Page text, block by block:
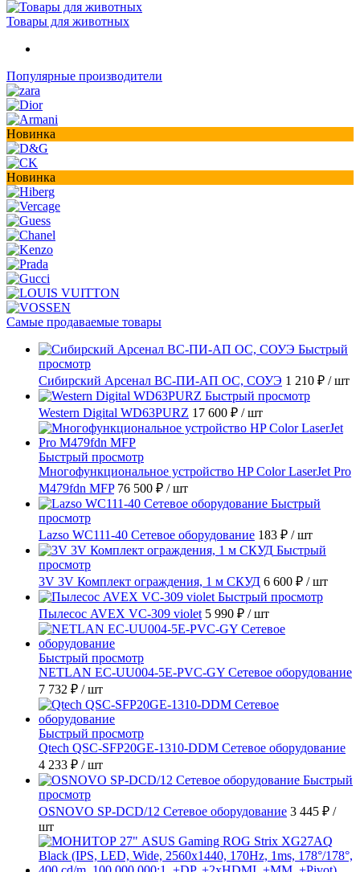
Товары для животных
Популярные производители
Новинка
Новинка
Самые продаваемые товары
Быстрый
просмотр
Сибирский Арсенал ВС-ПИ-АП ОС, СОУЭ 1 210 ₽ / шт
Быстрый просмотр
Western Digital WD63PURZ 17 600 ₽ / шт
Быстрый просмотр
Многофункциональное устройство HP Color LaserJet Pro
M479fdn MFP 76 500 ₽ / шт
Быстрый
просмотр
Lazso WC111-40 Сетевое оборудование 183 ₽ / шт
Быстрый
просмотр
3V 3V Комплект ограждения, 1 м СКУД 6 600 ₽ / шт
Быстрый просмотр
Пылесос AVEX VC-309 violet 5 990 ₽ / шт
Быстрый просмотр
NETLAN EC-UU004-5E-PVC-GY Сетевое оборудование
7 732 ₽ / шт
Быстрый просмотр
Qtech QSC-SFP20GE-1310-DDM Сетевое оборудование
4 233 ₽ / шт
Быстрый
просмотр
OSNOVO SP-DCD/12 Сетевое оборудование 3 445 ₽ /
шт